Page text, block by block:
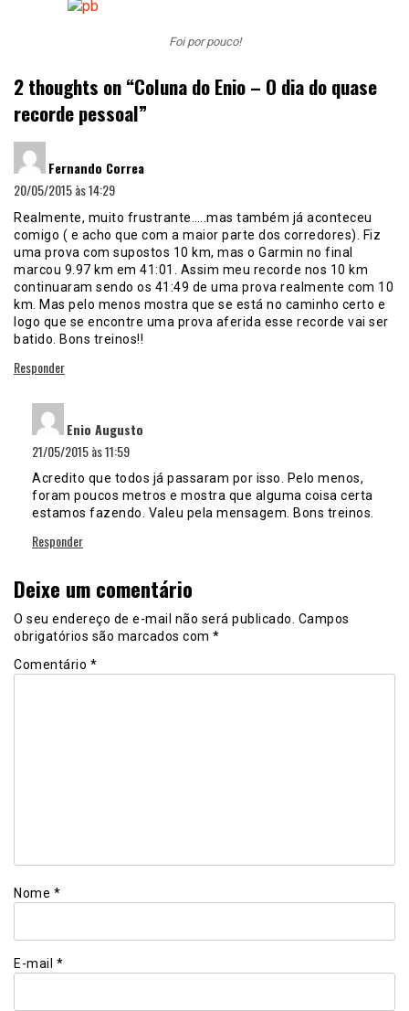
Foi por pouco!
2 thoughts on “Coluna do Enio – O dia do quase
recorde pessoal”
Fernando Correa
20/05/2015 às 14:29
Realmente, muito frustrante…..mas também já aconteceu
comigo ( e acho que com a maior parte dos corredores). Fiz
uma prova com supostos 10 km, mas o Garmin no final
marcou 9.97 km em 41:01. Assim meu recorde nos 10 km
continuaram sendo os 41:49 de uma prova realmente com 10
km. Mas pelo menos mostra que se está no caminho certo e
logo que se encontre uma prova aferida esse recorde vai ser
batido. Bons treinos!!
Responder
Enio Augusto
21/05/2015 às 11:59
Acredito que todos já passaram por isso. Pelo menos,
foram poucos metros e mostra que alguma coisa certa
estamos fazendo. Valeu pela mensagem. Bons treinos.
Responder
Deixe um comentário
O seu endereço de e-mail não será publicado. Campos
obrigatórios são marcados com *
Comentário *
Nome *
E-mail *